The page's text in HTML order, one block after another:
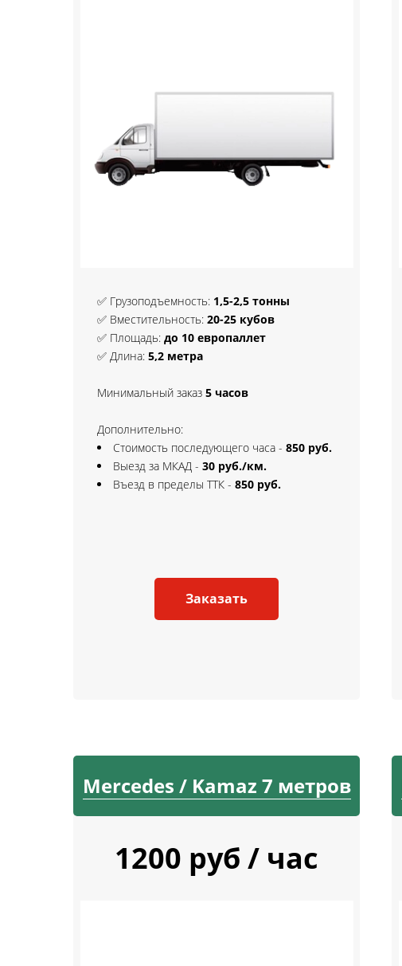
✅ Грузоподъемность: 1,5-2,5 тонны
✅ Вместительность: 20-25 кубов
✅ Площадь: до 10 европаллет
✅ Длина: 5,2 метра
Минимальный заказ 5 часов
Дополнительно:
Стоимость последующего часа - 850 руб.
Выезд за МКАД - 30 руб./км.
Въезд в пределы ТТК - 850 руб.
Заказать
Mercedes / Kamaz 7 метров
1200 руб / час